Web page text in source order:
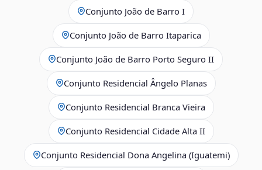
Conjunto João de Barro I
Conjunto João de Barro Itaparica
Conjunto João de Barro Porto Seguro II
Conjunto Residencial Ângelo Planas
Conjunto Residencial Branca Vieira
Conjunto Residencial Cidade Alta II
Conjunto Residencial Dona Angelina (Iguatemi)